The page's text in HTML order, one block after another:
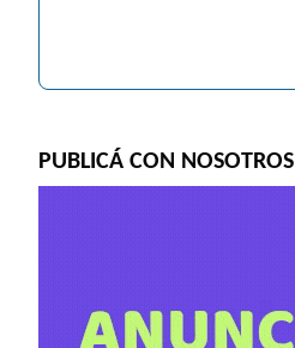
PUBLICÁ CON NOSOTROS